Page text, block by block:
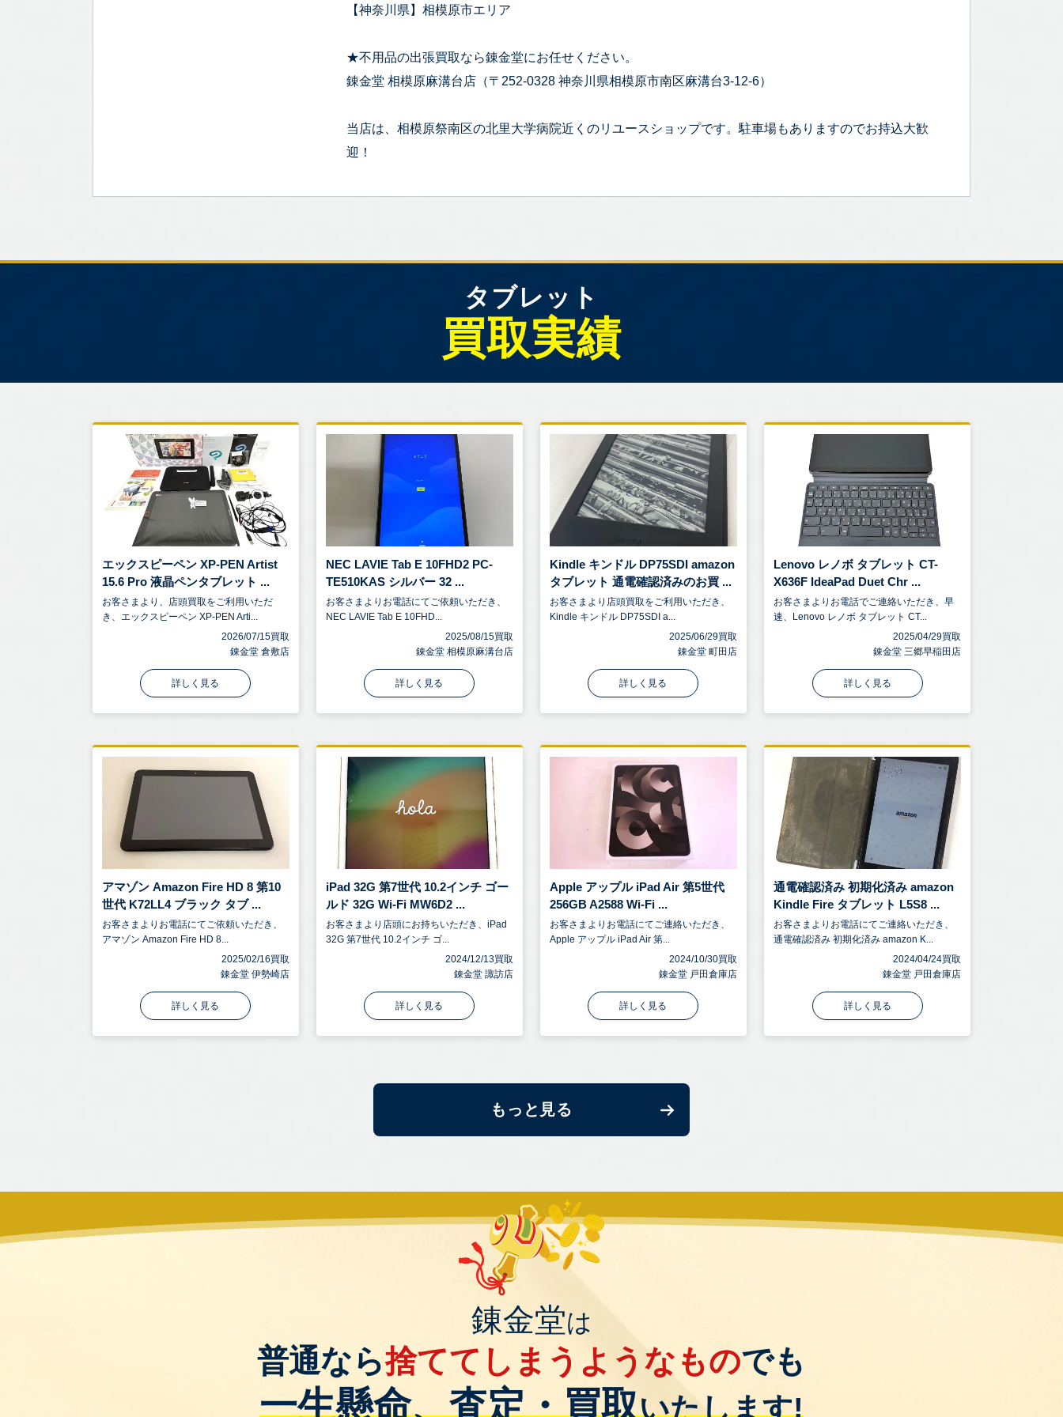
【神奈川県】相模原市エリア
★不用品の出張買取なら錬金堂にお任せください。
錬金堂 相模原麻溝台店（〒252-0328 神奈川県相模原市南区麻溝台3-12-6）
当店は、相模原祭南区の北里大学病院近くのリユースショップです。駐車場もありますのでお持込大歓
迎！
タブレット
買取実績
エックスピーペン XP-PEN Artist
15.6 Pro 液晶ペンタブレット ...
お客さまより、店頭買取をご利用いただ
き、エックスピーペン XP-PEN Arti...
2026/07/15買取
錬金堂 倉敷店
詳しく見る
NEC LAVIE Tab E 10FHD2 PC-
TE510KAS シルバー 32 ...
お客さまよりお電話にてご依頼いただき、
NEC LAVIE Tab E 10FHD...
2025/08/15買取
錬金堂 相模原麻溝台店
詳しく見る
Kindle キンドル DP75SDI amazon
タブレット 通電確認済みのお買 ...
お客さまより店頭買取をご利用いただき、
Kindle キンドル DP75SDI a...
2025/06/29買取
錬金堂 町田店
詳しく見る
Lenovo レノボ タブレット CT-
X636F IdeaPad Duet Chr ...
お客さまよりお電話でご連絡いただき、早
速、Lenovo レノボ タブレット CT...
2025/04/29買取
錬金堂 三郷早稲田店
詳しく見る
アマゾン Amazon Fire HD 8 第10
世代 K72LL4 ブラック タブ ...
お客さまよりお電話にてご依頼いただき、
アマゾン Amazon Fire HD 8...
2025/02/16買取
錬金堂 伊勢崎店
詳しく見る
iPad 32G 第7世代 10.2インチ ゴー
ルド 32G Wi-Fi MW6D2 ...
お客さまより店頭にお持ちいただき、iPad
32G 第7世代 10.2インチ ゴ...
2024/12/13買取
錬金堂 諏訪店
詳しく見る
Apple アップル iPad Air 第5世代
256GB A2588 Wi-Fi ...
お客さまよりお電話にてご連絡いただき、
Apple アップル iPad Air 第...
2024/10/30買取
錬金堂 戸田倉庫店
詳しく見る
通電確認済み 初期化済み amazon
Kindle Fire タブレット L5S8 ...
お客さまよりお電話にてご連絡いただき、
通電確認済み 初期化済み amazon K...
2024/04/24買取
錬金堂 戸田倉庫店
詳しく見る
もっと見る
錬金堂は
普通なら捨ててしまうようなものでも
一生懸命、査定・買取いたします!